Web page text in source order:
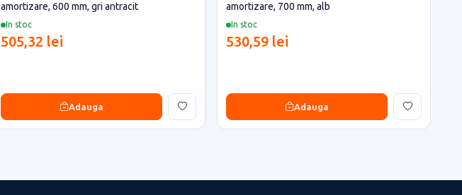
In stoc
amortizare, 600 mm, gri antracit
505,32 lei
Adauga
In stoc
amortizare, 700 mm, alb
530,59 lei
Adauga